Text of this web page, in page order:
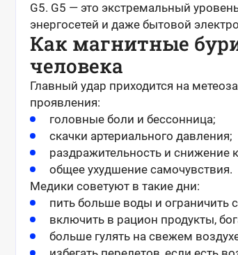
G5. G5 — это экстремальный
энергосетей и даже бытовой
Как магнитные
человека
Главный удар приходится на
проявления:
головные боли и бессонница;
скачки артериального давления;
раздражительность и снижение
общее ухудшение самочувствия.
Медики советуют в такие дни:
пить больше воды и ограничить
включить в рацион продукты,
больше гулять на свежем